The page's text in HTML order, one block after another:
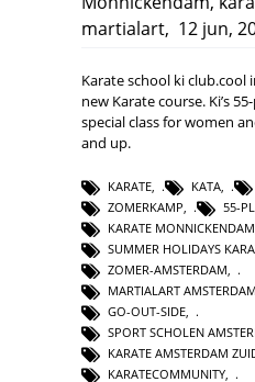
martialart, 12 jun,
Karate school ki club.cool
new Karate course. Ki’s
special class for women
and up.
KARATE KATA
ZOMERKAMP
55-
KARATE MONNICKENDAM
SUMMER HOLIDAYS
ZOMER-AMSTERDAM,
MARTIALART AMSTERDAM
GO-OUT-SIDE,
SPORT SCHOLEN
KARATE AMSTERDAM
KARATECOMMUNITY,